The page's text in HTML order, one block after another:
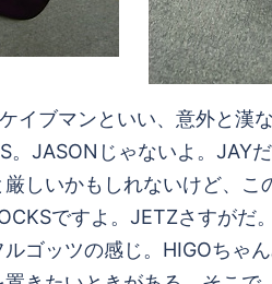
イブマンといい、意外と
JASONじゃないよ。JAY
しいかもしれないけど、
ですよ。JETZさすが
ゴッツの感じ。HIGOち